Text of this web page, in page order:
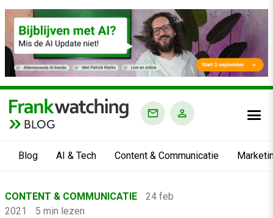
BLOG
Blog AI & Tech Content & Communicatie
›
CONTENT & COMMUNICATIE
24 feb
2021
5 min lezen